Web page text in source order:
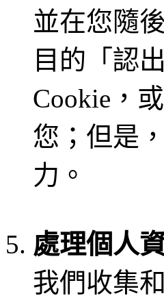
並在您隨
目的「認
Cookie，
您；但是
力。
處理個人
我們收集